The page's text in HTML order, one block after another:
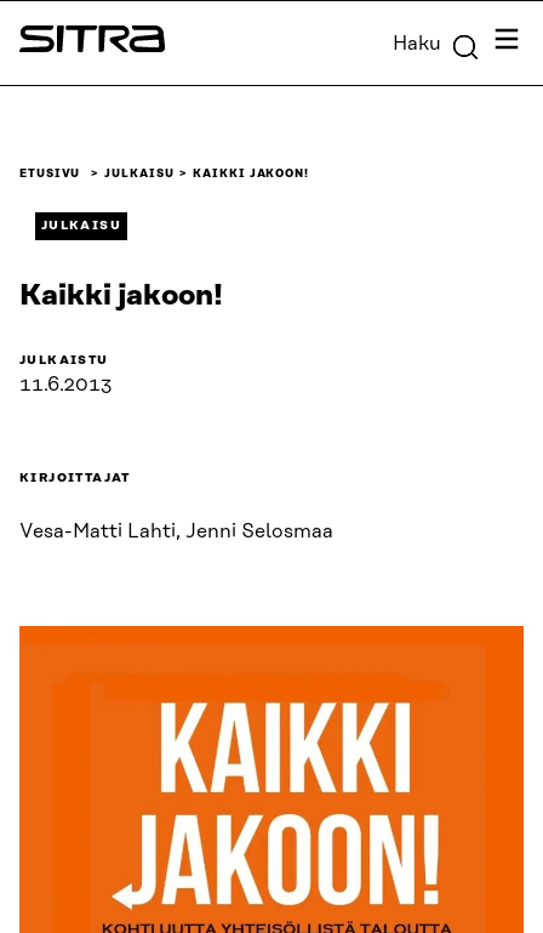
Siirry
suoraan
Sitra Haku
ETUSIVU JULKAISU KAIKKI JAKOON!
JULKAISU
Kaikki jakoon!
JULKAISTU
11.6.2013
KIRJOITTAJAT
Vesa-Matti Lahti, Jenni Selosmaa